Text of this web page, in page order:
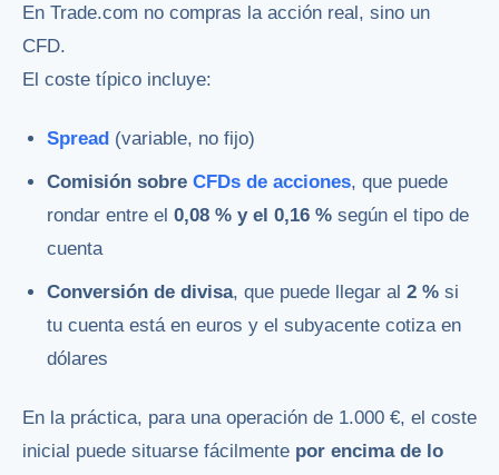
En Trade.com no compras la acción real, sino un
CFD.
El coste típico incluye:
Spread (variable, no fijo)
Comisión sobreCFDs de acciones, que puede
rondar entre el0,08 % y el 0,16 % según el tipo de
cuenta
Conversión de divisa, que puede llegar al2 % si
tu cuenta está en euros y el subyacente cotiza en
dólares
En la práctica, para una operación de 1.000 €, el coste
inicial puede situarse fácilmente por encima de lo